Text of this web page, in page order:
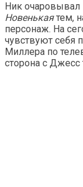
Ник очаровывал
Новенькаятем,
персонаж. На
чувствуют себя
Миллера по
сторона с Джесс